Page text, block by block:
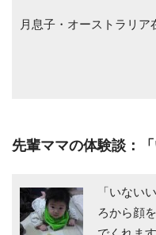
月息子・オーストラリア
先輩ママの体験談：
「いない
ろから顔